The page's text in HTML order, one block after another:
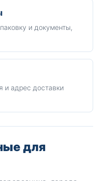
и документы,
и адрес доставки
для